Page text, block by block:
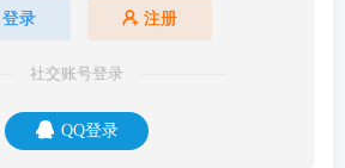
登录 注册
社交账号登录
QQ登录